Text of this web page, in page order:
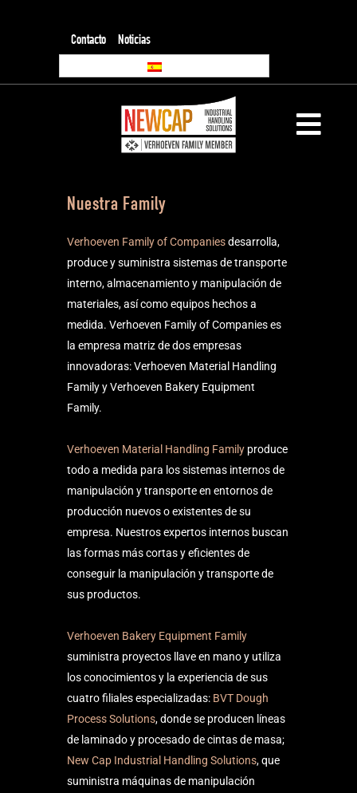
Contacto Noticias
Nuestra Family
Verhoeven Family of Companiesdesarrolla,
produce y suministra sistemas de transporte
interno, almacenamiento y manipulación de
materiales, así como equipos hechos a
medida. Verhoeven Family of Companies es
la empresa matriz de dos empresas
innovadoras: Verhoeven Material Handling
Family y Verhoeven Bakery Equipment
Family.
Verhoeven Material Handling Family produce
todo a medida para los sistemas internos de
manipulación y transporte en entornos de
producción nuevos o existentes de su
empresa. Nuestros expertos internos buscan
las formas más cortas y eficientes de
conseguir la manipulación y transporte de
sus productos.
Verhoeven Bakery Equipment Family
suministra proyectos llave en mano y utiliza
los conocimientos y la experiencia de sus
cuatro filiales especializadas: BVT Dough
Process Solutions, donde se producen líneas
de laminado y procesado de cintas de masa;
New Cap Industrial Handling Solutions, que
suministra máquinas de manipulación